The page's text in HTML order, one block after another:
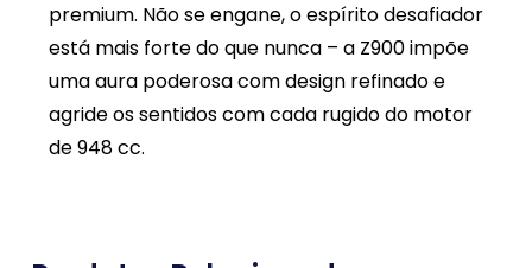
premium. Não se engane, o espírito desafiador
está mais forte do que nunca – a Z900 impõe
uma aura poderosa com design refinado e
agride os sentidos com cada rugido do motor
de 948 cc.